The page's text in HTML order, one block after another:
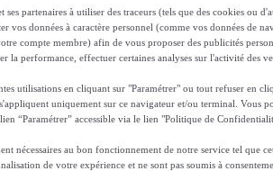
ses partenaires à utiliser des traceurs (tels que des cookies ou
vos données à caractère personnel (comme vos données de
compte membre) afin de vous proposer des publicités
la performance, effectuer certaines analyses sur l'activité des
utilisations en cliquant sur "Paramétrer" ou tout refuser en
uniquement sur ce navigateur et/ou terminal. Vous
“Paramétrer” accessible via le lien "Politique de
nécessaires au bon fonctionnement de notre service tel que
de votre expérience et ne sont pas soumis à